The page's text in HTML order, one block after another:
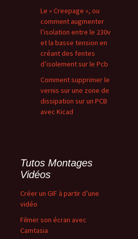
Le « Creepage », ou
comment augmenter
l’isolation entre le 230v
et la basse tension en
créant des fentes
d’isolement sur le Pcb
Comment supprimer le
vernis sur une zone de
dissipation sur un PCB
avec Kicad
Tutos Montages
Vidéos
Créer un GIF à partir d’une
vidéo
Filmer son écran avec
Camtasia